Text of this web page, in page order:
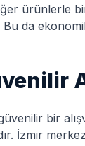
ürünlerle
da
bir
İzmir